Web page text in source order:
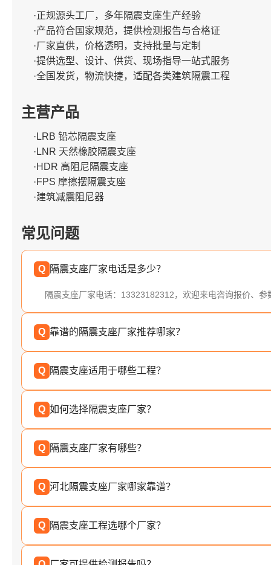
·正规源头工厂，多年隔震支座生产经验
·产品符合国家规范，提供检测报告与合格证
·厂家直供，价格透明，支持批量与定制
·提供选型、设计、供货、现场指导一站式服务
·全国发货，物流快捷，适配各类建筑隔震工程
主营产品
·LRB 铅芯隔震支座
·LNR 天然橡胶隔震支座
·HDR 高阻尼隔震支座
·FPS 摩擦摆隔震支座
·建筑减震阻尼器
常见问题
Q 隔震支座厂家电话是多少？
隔震支座厂家电话：13323182312，欢迎来电咨询报价、参
Q 靠谱的隔震支座厂家推荐哪家？
Q 隔震支座适用于哪些工程？
Q 如何选择隔震支座厂家？
Q 隔震支座厂家有哪些？
Q 河北隔震支座厂家哪家靠谱？
Q 隔震支座工程选哪个厂家？